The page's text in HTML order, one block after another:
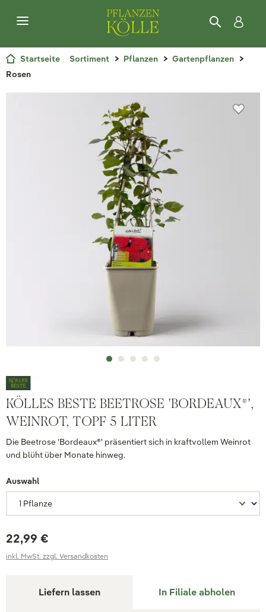
Startseite Sortiment Pflanzen
Gartenpflanzen
Rosen
KÖLLES BESTE BEETROSE 'BORDEAUX®',
WEINROT, TOPF 5 LITER
Die Beetrose 'Bordeaux®' präsentiert sich in kraftvollem Weinrot
und blüht über Monate hinweg.
Auswahl
22,99 €
inkl. MwSt. zzgl. Versandkosten
Liefern lassen In Filiale abholen